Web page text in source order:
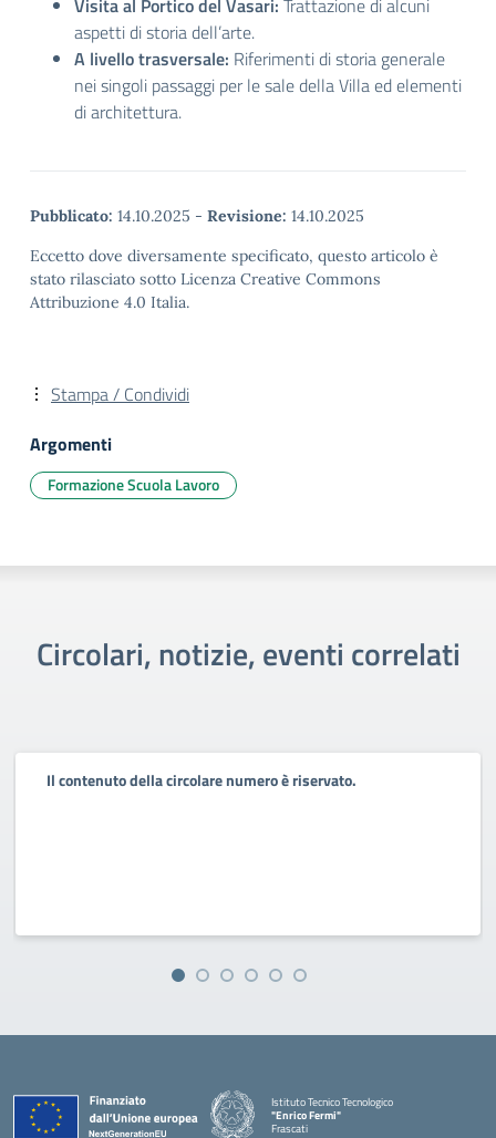
Visita al Portico del Vasari: Trattazione di alcuni
aspetti di storia dell’arte.
A livello trasversale: Riferimenti di storia generale
nei singoli passaggi per le sale della Villa ed elementi
di architettura.
Pubblicato: 14.10.2025 - Revisione: 14.10.2025
Eccetto dove diversamente specificato, questo articolo è
stato rilasciato sotto Licenza Creative Commons
Attribuzione 4.0 Italia.
Stampa / Condividi
Argomenti
Formazione Scuola Lavoro
Circolari, notizie, eventi correlati
Il contenuto della circolare numero è riservato.
Istituto Tecnico Tecnologico
"Enrico Fermi"
Frascati